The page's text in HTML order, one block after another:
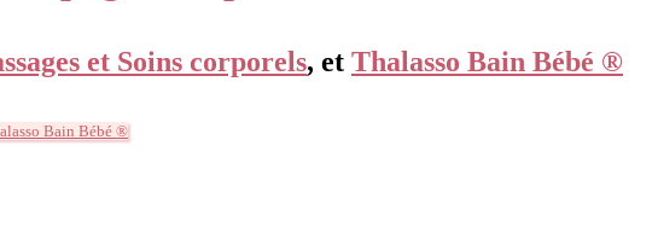
et Soins corporels, et Thalasso Bain Bébé ®
Bain Bébé ®